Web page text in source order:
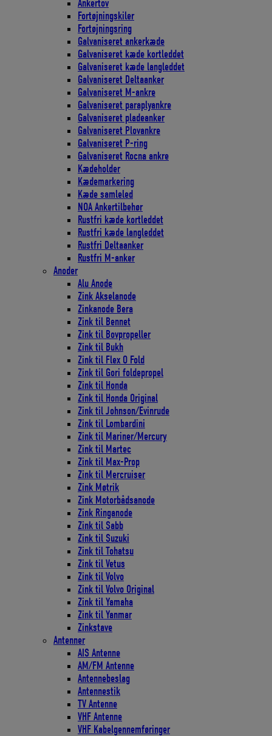
Ankertov
Fortøjningskiler
Fortøjningsring
Galvaniseret ankerkæde
Galvaniseret kæde kortleddet
Galvaniseret kæde langleddet
Galvaniseret Deltaanker
Galvaniseret M-ankre
Galvaniseret paraplyankre
Galvaniseret pladeanker
Galvaniseret Plovankre
Galvaniseret P-ring
Galvaniseret Rocna ankre
Kædeholder
Kædemarkering
Kæde samleled
NOA Ankertilbehør
Rustfri kæde kortleddet
Rustfri kæde langleddet
Rustfri Deltaanker
Rustfri M-anker
Anoder
Alu Anode
Zink Akselanode
Zinkanode Bera
Zink til Bennet
Zink til Bovpropeller
Zink til Bukh
Zink til Flex O Fold
Zink til Gori foldepropel
Zink til Honda
Zink til Honda Original
Zink til Johnson/Evinrude
Zink til Lombardini
Zink til Mariner/Mercury
Zink til Martec
Zink til Max-Prop
Zink til Mercruiser
Zink Møtrik
Zink Motorbådsanode
Zink Ringanode
Zink til Sabb
Zink til Suzuki
Zink til Tohatsu
Zink til Vetus
Zink til Volvo
Zink til Volvo Original
Zink til Yamaha
Zink til Yanmar
Zinkstave
Antenner
AIS Antenne
AM/FM Antenne
Antennebeslag
Antennestik
TV Antenne
VHF Antenne
VHF Kabelgennemføringer